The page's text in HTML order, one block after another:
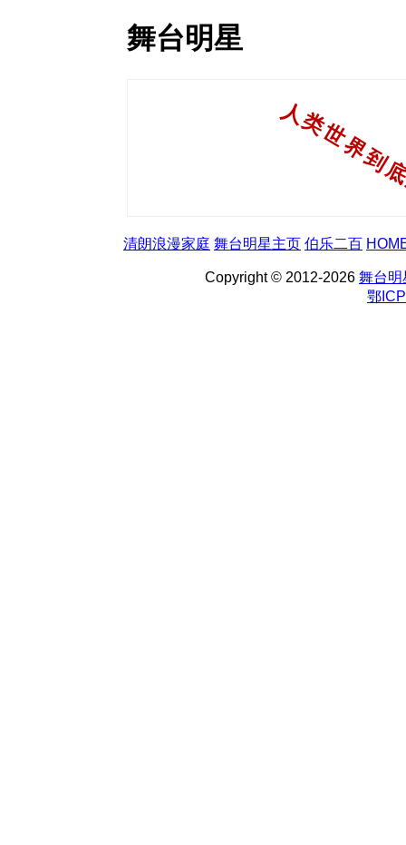
舞台明星
清朗浪漫家庭 舞台明星主页 伯乐二百
Copyright © 2012-2026 舞台明
鄂